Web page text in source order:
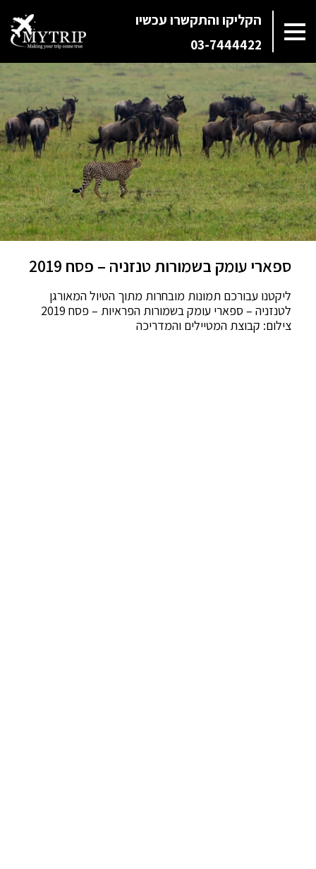
הקליקו והתקשרו עכשיו
03-7444422
ספארי עומק בשמורות טנזניה – פסח 2019
ליקטנו עבורכם תמונות מובחרות מתוך הטיול המאורגן
לטנזניה – ספארי עומק בשמורות הפראיות – פסח 2019
צילום: קבוצת המטיילים והמדריכה